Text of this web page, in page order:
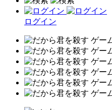
ログイン